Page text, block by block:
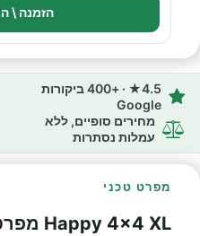
הזמנה \
4.5★ · +400 ביקורות
Google
מחירים סופיים, ללא
עמלות נסתרות
מפרט טכני
Happy 4x4 XL מפרט טכני